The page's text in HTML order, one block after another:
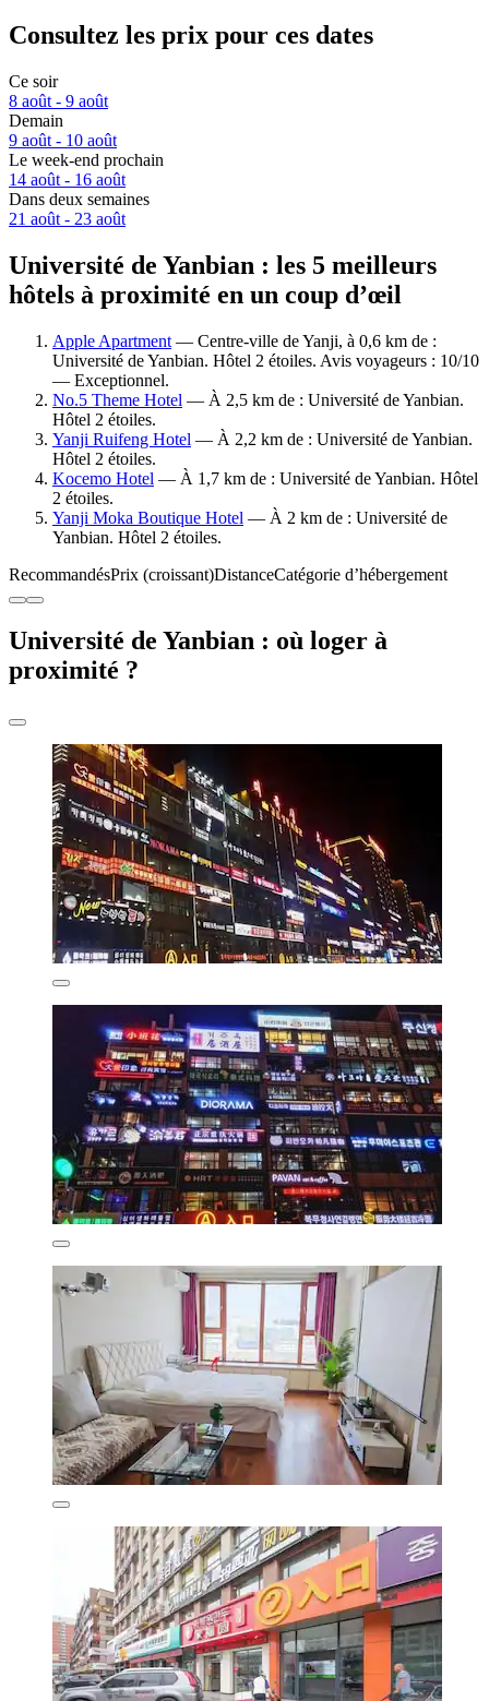
Consultez les prix pour ces dates
Ce soir
8 août - 9 août
Demain
9 août - 10 août
Le week-end prochain
14 août - 16 août
Dans deux semaines
21 août - 23 août
Université de Yanbian : les 5 meilleurs
hôtels à proximité en un coup d’œil
Apple Apartment — Centre-ville de Yanji, à 0,6 km de :
Université de Yanbian. Hôtel 2 étoiles. Avis voyageurs : 10/10
— Exceptionnel.
No.5 Theme Hotel — À 2,5 km de : Université de Yanbian.
Hôtel 2 étoiles.
Yanji Ruifeng Hotel — À 2,2 km de : Université de Yanbian.
Hôtel 2 étoiles.
Kocemo Hotel — À 1,7 km de : Université de Yanbian. Hôtel
2 étoiles.
Yanji Moka Boutique Hotel — À 2 km de : Université de
Yanbian. Hôtel 2 étoiles.
RecommandésPrix (croissant)DistanceCatégorie d’hébergement
Université de Yanbian : où loger à
proximité ?